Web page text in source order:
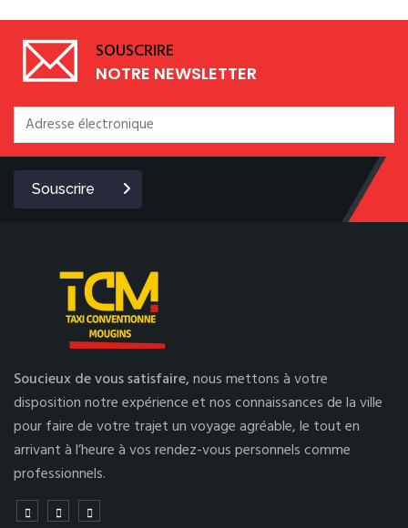
SOUSCRIRE
NOTRE NEWSLETTER
Souscrire
Soucieux de vous satisfaire,nous mettons à votre
disposition notre expérience et nos connaissances de la ville
pour faire de votre trajet un voyage agréable, le tout en
arrivant à l’heure à vos rendez-vous personnels comme
professionnels.